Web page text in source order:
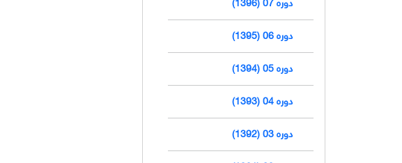
دوره 06 (1395)
دوره 05 (1394)
دوره 04 (1393)
دوره 03 (1392)